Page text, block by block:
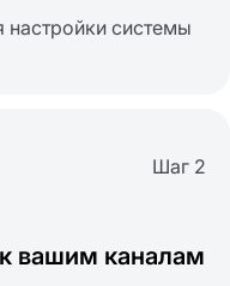
системы
Шаг 2
вашим каналам